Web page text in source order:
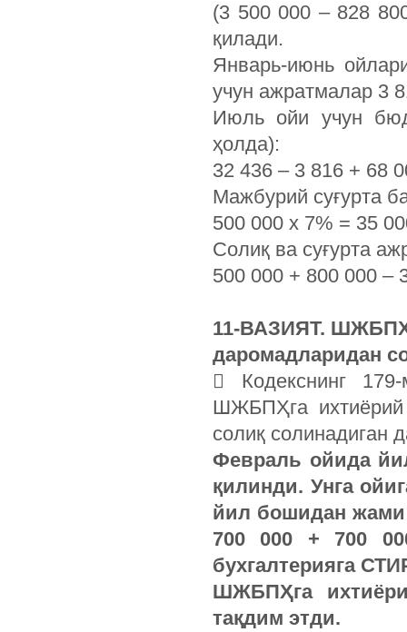
(3 500 000 – 828
қилади.
Январь-июнь
учун ажратмалар 3
Июль ойи учун
ҳолда):
32 436 – 3 816 + 68
Мажбурий суғурта
500 000 х 7% = 35
Солиқ ва суғурта
500 000 + 800 000 –
11-ВАЗИЯТ.
даромадларидан
 Кодекснинг
ШЖБПҲга
солиқ
Февраль ойида
қилинди. Унга
йил бошидан жами
700 000 + 700
бухгалтерияга
ШЖБПҲга
тақдим этди.